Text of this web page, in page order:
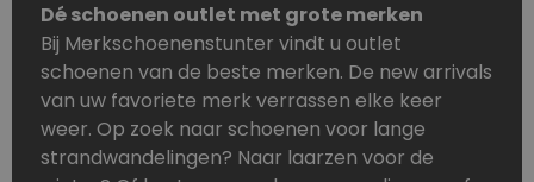
Dé schoenen outlet met grote merken
Bij Merkschoenenstunter vindt u outlet
schoenen van de beste merken. De new arrivals
van uw favoriete merk verrassen elke keer
weer. Op zoek naar schoenen voor lange
strandwandelingen? Naar laarzen voor de